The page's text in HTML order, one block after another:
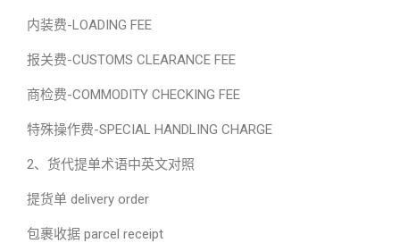
内装费-LOADING FEE
报关费-CUSTOMS CLEARANCE FEE
商检费-COMMODITY CHECKING FEE
特殊操作费-SPECIAL HANDLING CHARGE
2、货代提单术语中英文对照
提货单 delivery order
包裹收据 parcel receipt